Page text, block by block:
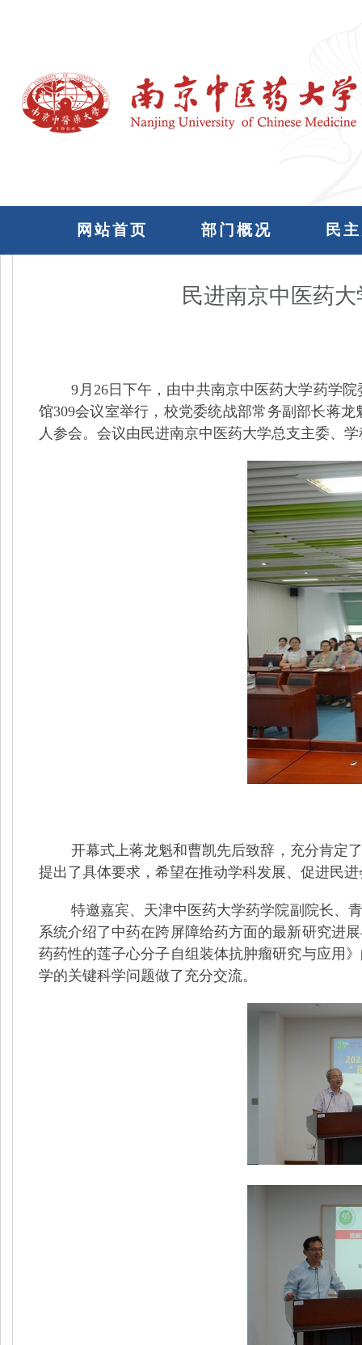
网站首页 部门概况 民
民进南京中医药
9 月 26日下午，由中共南京中医药大学药学
馆309会议室举行，校党委统战部常务副部长蒋
人参会。会议由民进南京中医药大学总支主委、
开幕式上蒋龙魁和曹凯先后致辞，充分肯定
提出了具体要求，希望在推动学科发展、促进民
特邀嘉宾、天津中医药大学药学院副院长、青
系统介绍了中药在跨屏障给药方面的最新研究进
药药性的莲子心分子自组装体抗肿瘤研究与应用
学的关键科学问题做了充分交流。